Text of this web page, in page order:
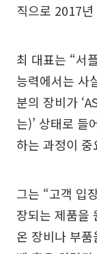
직으로 2017
최 대표는 “서
능력에서는 사
분의 장비가
는)’ 상태로 들
하는 과정이
그는 “고객 입
장되는 제품을
온 장비나 부